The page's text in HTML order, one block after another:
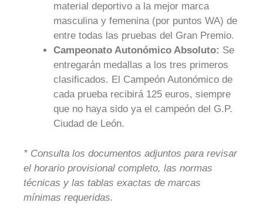
material deportivo a la mejor marca
masculina y femenina (por puntos WA) de
entre todas las pruebas del Gran Premio.
Campeonato Autonómico Absoluto: Se
entregarán medallas a los tres primeros
clasificados. El Campeón Autonómico de
cada prueba recibirá 125 euros, siempre
que no haya sido ya el campeón del G.P.
Ciudad de León.
* Consulta los documentos adjuntos para revisar
el horario provisional completo, las normas
técnicas y las tablas exactas de marcas
mínimas requeridas.